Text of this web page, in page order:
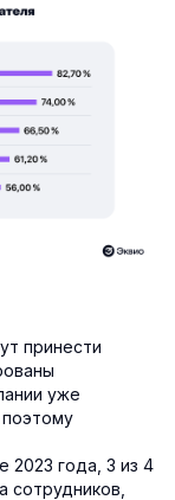
принести
уже
2023 года, 3 из 4